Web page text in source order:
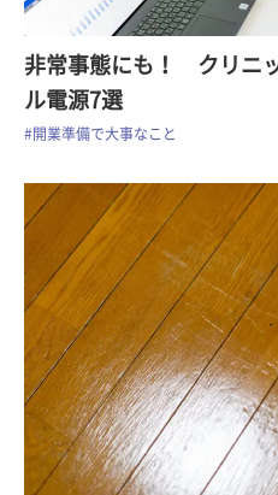
非常事態にも！ クリニ
ル電源7選
#開業準備で大事なこと